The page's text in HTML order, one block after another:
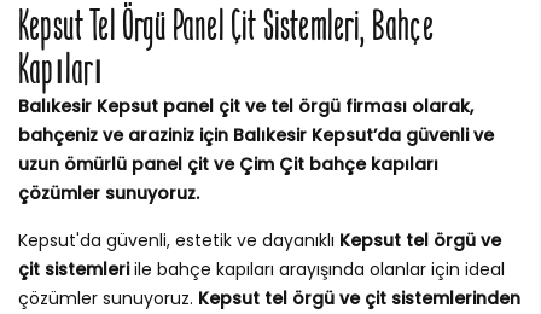
Kepsut Tel Örgü Panel Çit Sistemleri, Bahçe
Kapıları
Balıkesir Kepsut panel çit ve tel örgü firması olarak,
bahçeniz ve araziniz için Balıkesir Kepsut’da güvenli ve
uzun ömürlü panel çit ve Çim Çit bahçe kapıları
çözümler sunuyoruz.
Kepsut'da güvenli, estetik ve dayanıklı Kepsut tel örgü ve
çit sistemleriile bahçe kapıları arayışında olanlar için ideal
çözümler sunuyoruz. Kepsut tel örgü ve çit sistemlerinden